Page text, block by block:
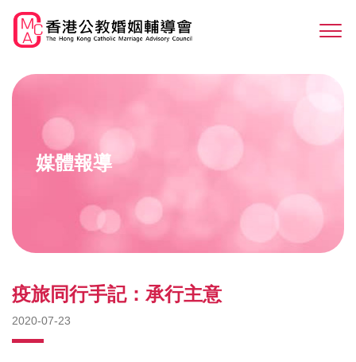
main
媒體報導
疫旅同行手記：承行主意
2020-07-23